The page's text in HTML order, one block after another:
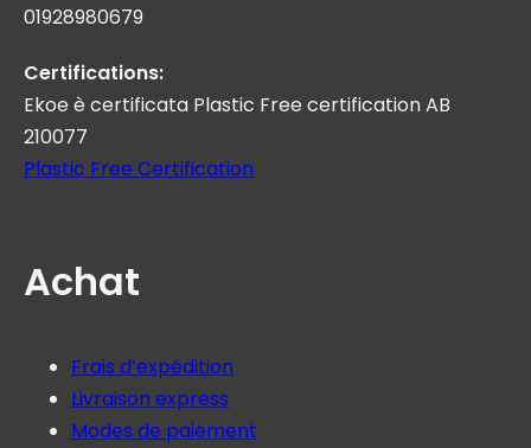
01928980679
Certifications:
Ekoe è certificata Plastic Free certification AB
210077
Plastic Free Certification
Achat
Frais d’expédition
Livraison express
Modes de paiement